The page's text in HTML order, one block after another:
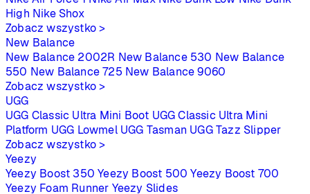
High Nike Shox
Zobacz wszystko >
New Balance
New Balance 2002R New Balance 530 New Balance
550 New Balance 725 New Balance 9060
Zobacz wszystko >
UGG
UGG Classic Ultra Mini Boot UGG Classic Ultra Mini
Platform UGG Lowmel UGG Tasman UGG Tazz Slipper
Zobacz wszystko >
Yeezy
Yeezy Boost 350 Yeezy Boost 500 Yeezy Boost 700
Yeezy Foam Runner Yeezy Slides